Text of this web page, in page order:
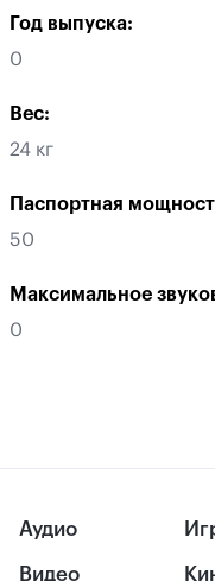
Год выпуска:
0
Вес:
24 кг
Паспортная
50
Максимальное
0
Аудио
Видео